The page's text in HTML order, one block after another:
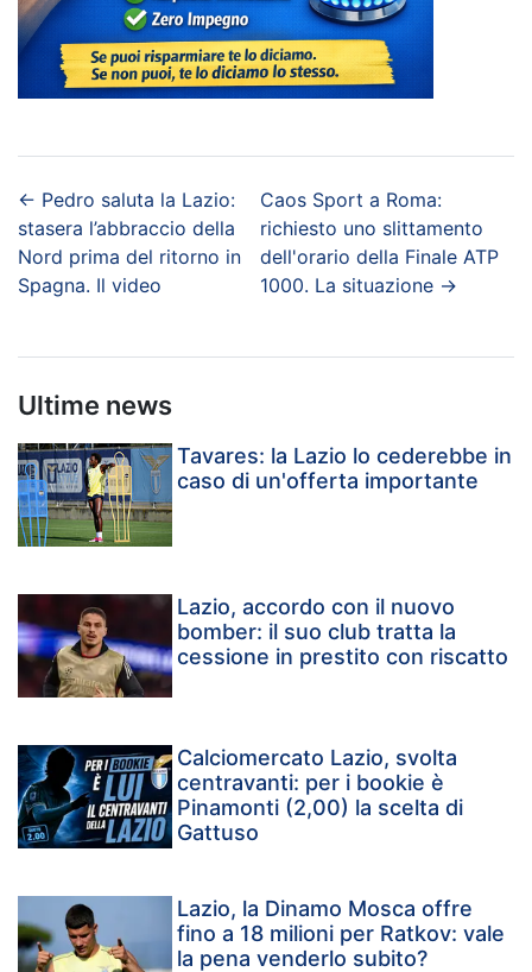
← Pedro saluta la Lazio:
stasera l’abbraccio della
Nord prima del ritorno in
Spagna. Il video
Caos Sport a Roma:
richiesto uno slittamento
dell'orario della Finale ATP
1000. La situazione →
Ultime news
Tavares: la Lazio lo cederebbe in
caso di un'offerta importante
Lazio, accordo con il nuovo
bomber: il suo club tratta la
cessione in prestito con riscatto
Calciomercato Lazio, svolta
centravanti: per i bookie è
Pinamonti (2,00) la scelta di
Gattuso
Lazio, la Dinamo Mosca offre
fino a 18 milioni per Ratkov: vale
la pena venderlo subito?